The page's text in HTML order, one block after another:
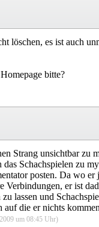
löschen, es ist auch
bitte?
Strang unsichtbar zu
das Schachspielen zu
posten. Da wo er
Verbindungen, er ist
lassen und
die er nichts
um 08:45 Uhr)